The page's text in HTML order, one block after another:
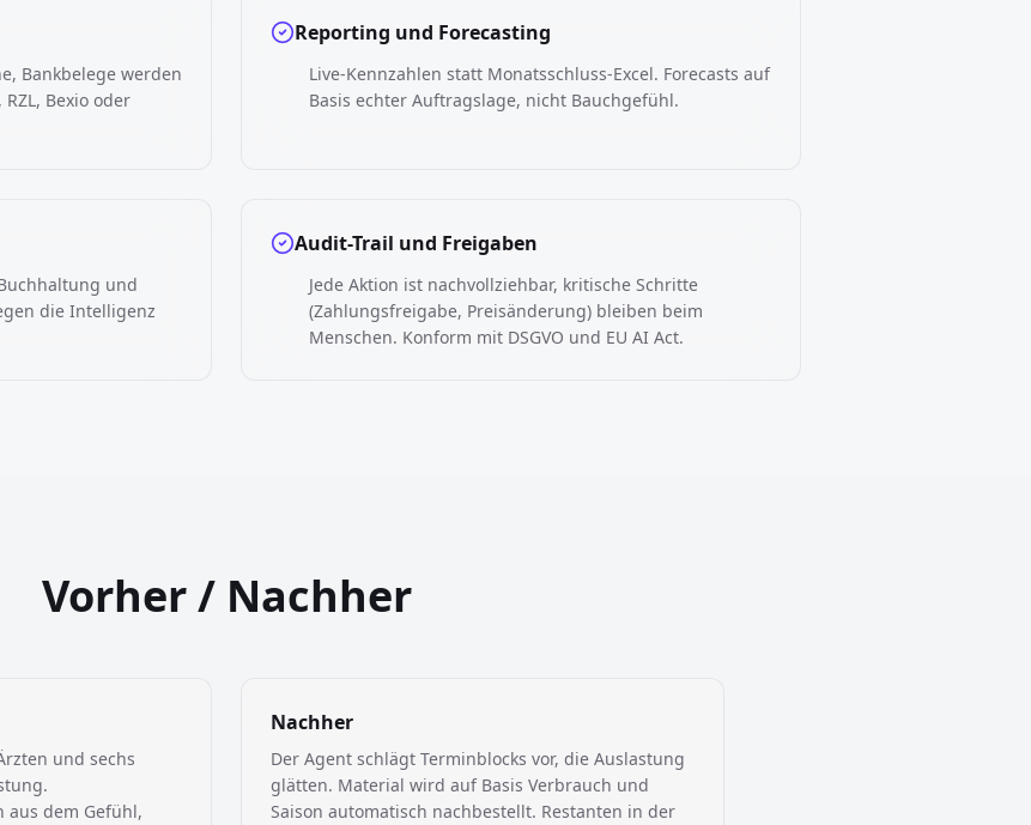
Bankbelege werden
Bexio oder
Reporting und Forecasting
Live-Kennzahlen statt Monatsschluss-Excel. Forecasts auf
Basis echter Auftragslage, nicht Bauchgefühl.
und
die Intelligenz
Audit-Trail und Freigaben
Jede Aktion ist nachvollziehbar, kritische Schritte
(Zahlungsfreigabe, Preisänderung) bleiben beim
Menschen. Konform mit DSGVO und EU AI Act.
Vorher / Nachher
und sechs
dem Gefühl,
Nachher
Der Agent schlägt Terminblocks vor, die Auslastung
glätten. Material wird auf Basis Verbrauch und
Saison automatisch nachbestellt. Restanten in der